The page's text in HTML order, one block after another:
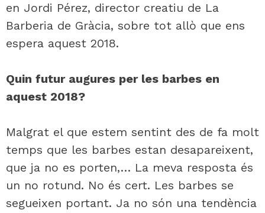
en Jordi Pérez, director creatiu de La
Barberia de Gràcia, sobre tot allò que ens
espera aquest 2018.
Quin futur augures per les barbes en
aquest 2018?
Malgrat el que estem sentint des de fa molt
temps que les barbes estan desapareixent,
que ja no es porten,… La meva resposta és
un no rotund. No és cert. Les barbes se
segueixen portant. Ja no són una tendència